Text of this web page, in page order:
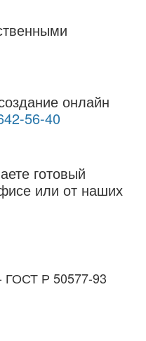
онлайн
56-40
готовый
или от наших
ГОСТ Р 50577-93